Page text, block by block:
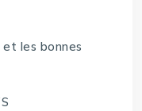
les bonnes